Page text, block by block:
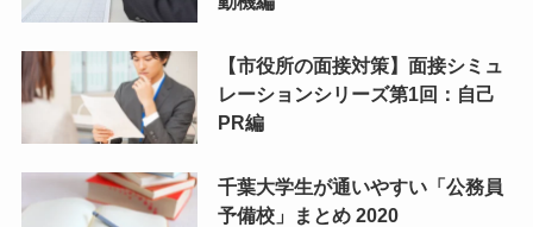
【市役所の面接対策】面接シミュ
レーションシリーズ第1回：自己
PR編
千葉大学生が通いやすい「公務員
予備校」まとめ 2020